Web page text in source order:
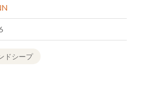
ドシープ